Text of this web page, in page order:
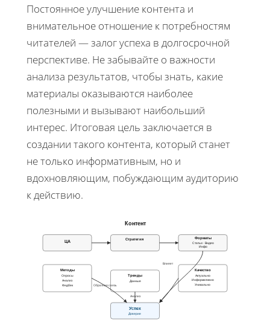
Постоянное улучшение контента и
внимательное отношение к потребностям
читателей — залог успеха в долгосрочной
перспективе. Не забывайте о важности
анализа результатов, чтобы знать, какие
материалы оказываются наиболее
полезными и вызывают наибольший
интерес. Итоговая цель заключается в
создании такого контента, который станет
не только информативным, но и
вдохновляющим, побуждающим аудиторию
к действию.
Контент
ЦА Стратегия Форматы
Статьи · Видео
Инфо
Методы
Опросы
Анализ
Фидбек
Тренды
Данные
Качество
Актуально
Информативно
Уникально
Успех
Доверие
Влияет
Анализ
Обратная связь